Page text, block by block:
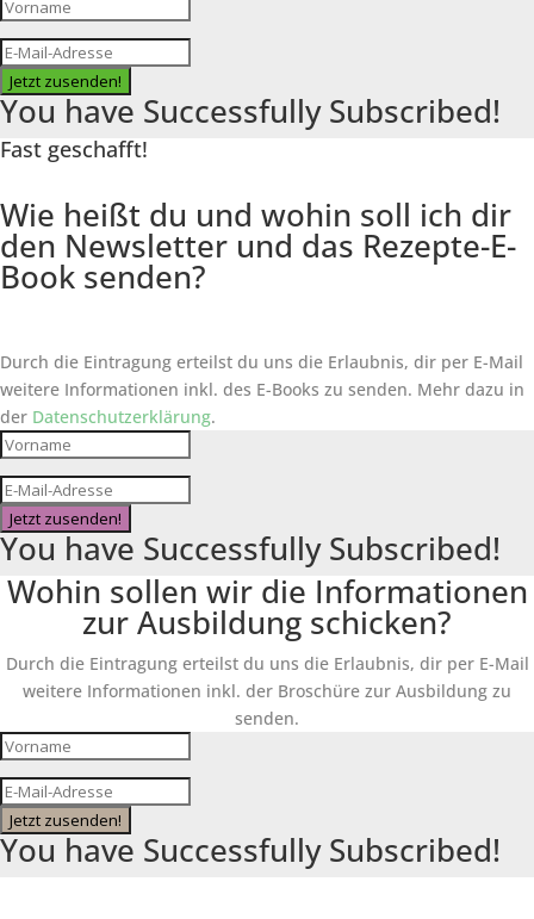
Jetzt zusenden!
You have Successfully Subscribed!
Fast geschafft!
Wie heißt du und wohin soll ich dir
den Newsletter und das Rezepte-E-
Book senden?
Durch die Eintragung erteilst du uns die Erlaubnis, dir per E-Mail
weitere Informationen inkl. des E-Books zu senden. Mehr dazu in
der Datenschutzerklärung.
Jetzt zusenden!
You have Successfully Subscribed!
Wohin sollen wir die Informationen
zur Ausbildung schicken?
Durch die Eintragung erteilst du uns die Erlaubnis, dir per E-Mail
weitere Informationen inkl. der Broschüre zur Ausbildung zu
senden.
Jetzt zusenden!
You have Successfully Subscribed!